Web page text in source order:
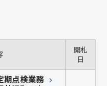
開札
日
点検業務